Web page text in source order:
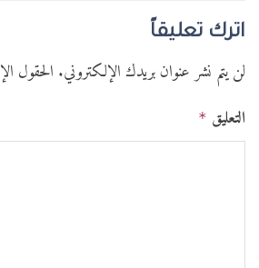
اترك تعليقاً
لن يتم نشر عنوان بريدك الإلكتروني. الحقول
التعليق *